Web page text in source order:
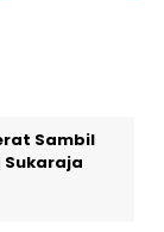
Sambil
Sukaraja